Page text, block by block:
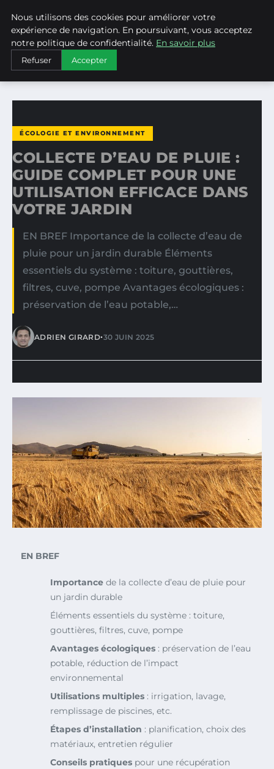
WEARECLIMATECONTROL
ACCUEIL
ÉCOLOGIE ET ENVIRONNEMENT
COLLECTE D’EAU DE PLUIE : GUIDE COMPLET POUR UNE…
ÉCOLOGIE ET ENVIRONNEMENT
COLLECTE D’EAU DE PLUIE :
GUIDE COMPLET POUR UNE
UTILISATION EFFICACE DANS
VOTRE JARDIN
EN BREF Importance de la collecte d’eau de
pluie pour un jardin durable Éléments
essentiels du système : toiture, gouttières,
filtres, cuve, pompe Avantages écologiques :
préservation de l’eau potable,…
ADRIEN GIRARD•30 JUIN 2025
EN BREF
Importance de la collecte d’eau de pluie pour
un jardin durable
Éléments essentiels du système : toiture,
gouttières, filtres, cuve, pompe
Avantages écologiques : préservation de l’eau
potable, réduction de l’impact
environnemental
Utilisations multiples : irrigation, lavage,
remplissage de piscines, etc.
Étapes d’installation : planification, choix des
matériaux, entretien régulier
Conseils pratiques pour une récupération
Nous utilisons des cookies pour améliorer votre
expérience de navigation. En poursuivant, vous acceptez
notre politique de confidentialité. En savoir plus
Refuser Accepter